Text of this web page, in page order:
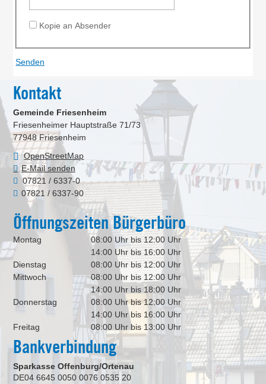
Kopie an Absender
Kontakt
Gemeinde Friesenheim
Friesenheimer Hauptstraße 71/73
77948 Friesenheim
OpenStreetMap
E-Mail senden
07821 / 6337-0
07821 / 6337-90
Öffnungszeiten Bürgerbüro
Montag
08:00 Uhr bis 12:00 Uhr
14:00 Uhr bis 16:00 Uhr
Dienstag
08:00 Uhr bis 12:00 Uhr
Mittwoch
08:00 Uhr bis 12:00 Uhr
14:00 Uhr bis 18:00 Uhr
Donnerstag
08:00 Uhr bis 12:00 Uhr
14:00 Uhr bis 16:00 Uhr
Freitag
08:00 Uhr bis 13:00 Uhr
Bankverbindung
Sparkasse Offenburg/Ortenau
DE04 6645 0050 0076 0535 20